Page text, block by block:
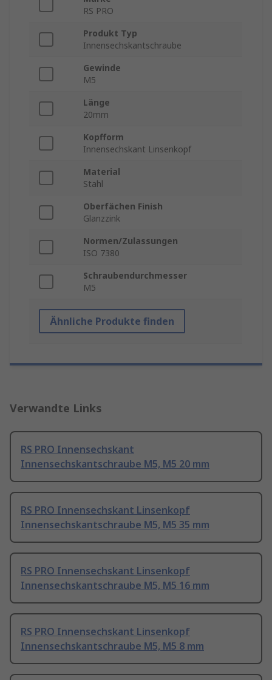
RS PRO
Produkt Typ
Innensechskantschraube
Gewinde
M5
Länge
20mm
Kopfform
Innensechskant Linsenkopf
Material
Stahl
Oberfächen Finish
Glanzzink
Normen/Zulassungen
ISO 7380
Schraubendurchmesser
M5
Ähnliche Produkte finden
Verwandte Links
RS PRO Innensechskant
Innensechskantschraube M5, M5 20 mm
RS PRO Innensechskant Linsenkopf
Innensechskantschraube M5, M5 35 mm
RS PRO Innensechskant Linsenkopf
Innensechskantschraube M5, M5 16 mm
RS PRO Innensechskant Linsenkopf
Innensechskantschraube M5, M5 8 mm